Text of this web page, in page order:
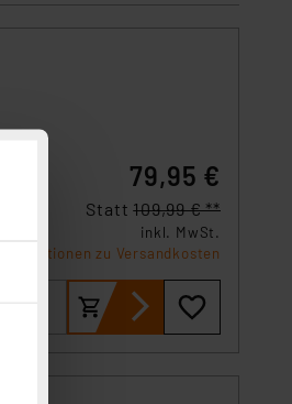
79,95 €
Statt109,99 € **
inkl. MwSt.
Informationen zu Versandkosten